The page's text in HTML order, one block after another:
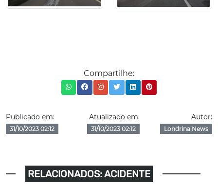
Compartilhe:
Publicado em:
31/10/2023 02:12
Atualizado em:
31/10/2023 02:12
Autor:
Londrina News
RELACIONADOS: ACIDENTE